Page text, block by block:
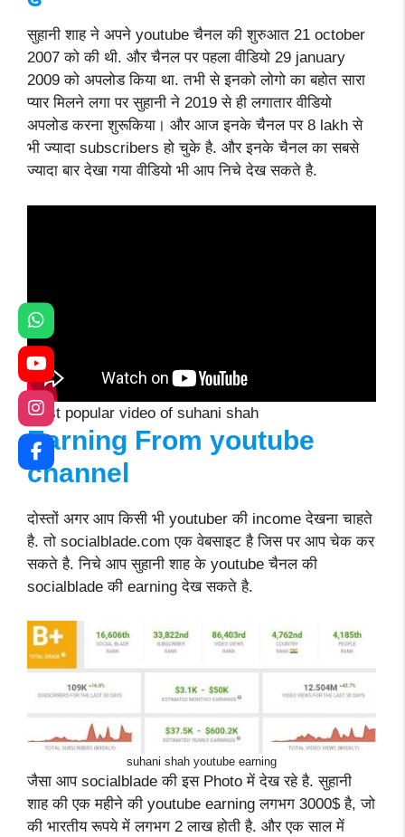
सुहानी शाह ने अपने youtube चैनल की शुरुआत 21 october
2007 को की थी. और चैनल पर पहला वीडियो 29 january
2009 को अपलोड किया था. तभी से इनको लोगो का बहोत सारा
प्यार मिलने लगा पर सुहानी ने 2019 से ही लगातार वीडियो
अपलोड करना शुरूकिया। और आज इनके चैनल पर 8 lakh से
भी ज्यादा subscribers हो चुके है. और इनके चैनल का सबसे
ज्यादा बार देखा गया वीडियो भी आप निचे देख सकते है.
most popular video of suhani shah
Earning From youtube
channel
दोस्तों अगर आप किसी भी youtuber की income देखना चाहते
है. तो socialblade.com एक वेबसाइट है जिस पर आप चेक कर
सकते है. निचे आप सुहानी शाह के youtube चैनल की
socialblade की earning देख सकते है.
suhani shah youtube earning
जैसा आप socialblade की इस Photo में देख रहे है. सुहानी
शाह की एक महीने की youtube earning लगभग 3000$ है, जो
की भारतीय रूपये में लगभग 2 लाख होती है. और एक साल में